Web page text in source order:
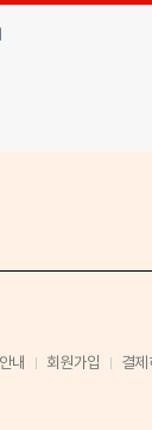
내 회원가입 결제